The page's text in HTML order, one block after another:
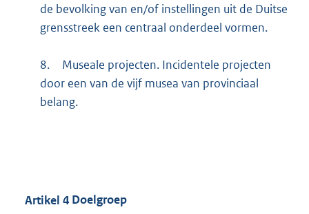
de bevolking van en/of instellingen uit de Duitse
grensstreek een centraal onderdeel vormen.
8.
Museale projecten. Incidentele projecten
door een van de vijf musea van provinciaal
belang.
Artikel 4 Doelgroep